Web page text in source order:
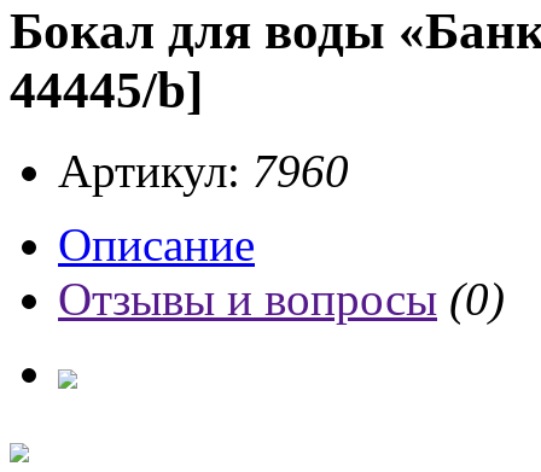
Бокал для воды
44445/b]
Артикул: 7960
Описание
Отзывы и вопросы (0)